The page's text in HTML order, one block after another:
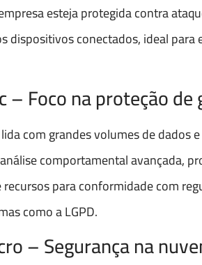
esteja protegida contra
dispositivos conectados, ideal
– Foco na proteção
com grandes volumes de dados
comportamental avançada,
para conformidade com
como a LGPD.
– Segurança na